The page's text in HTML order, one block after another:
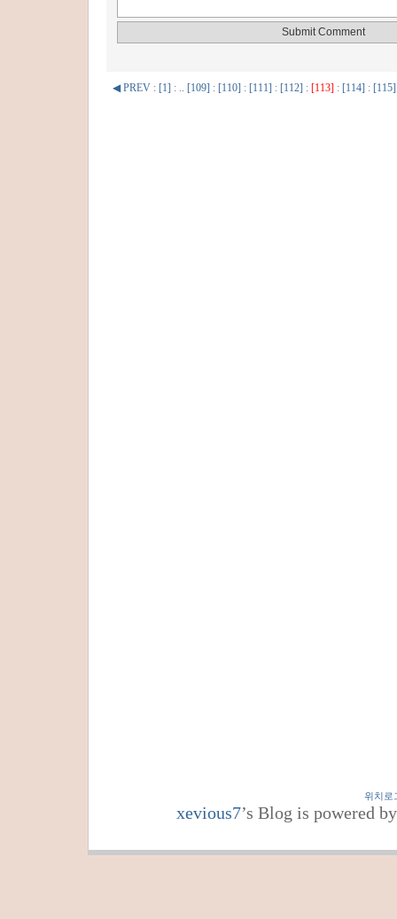
◀ PREV : [1] : .. [109] : [110] : [111] : [112] : [113] : [114] : [115]
위치로
xevious7’s Blog is powered